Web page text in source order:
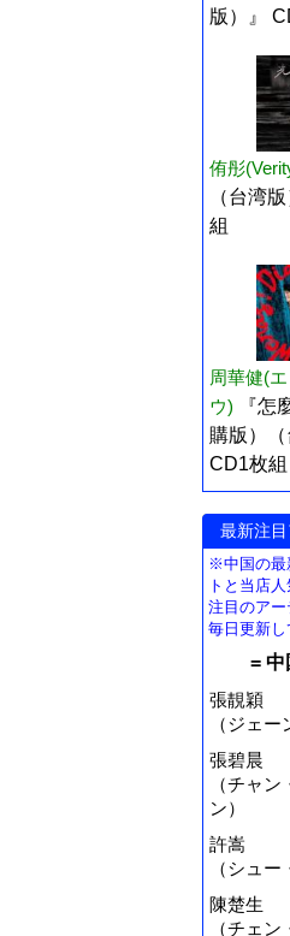
版）』
侑彤
（台湾
組
周華健(
ウ)
『怎
購版）（
CD1枚組
最新注
※中国の最
トと当店
注目のアー
毎日更新し
= 中
張靚穎
（ジェー
張碧晨
（チャ
ン）
許嵩
（シュー
陳楚生
（チェ